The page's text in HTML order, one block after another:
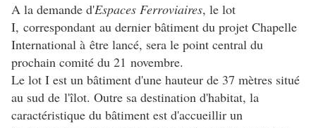
A la demande d'Espaces Ferroviaires, le lot
I, correspondant au dernier bâtiment du projet Chapelle
International à être lancé, sera le point central du
prochain comité du 21 novembre.
Le lot I est un bâtiment d'une hauteur de 37 mètres situé
au sud de l'îlot. Outre sa destination d'habitat, la
caractéristique du bâtiment est d'accueillir un